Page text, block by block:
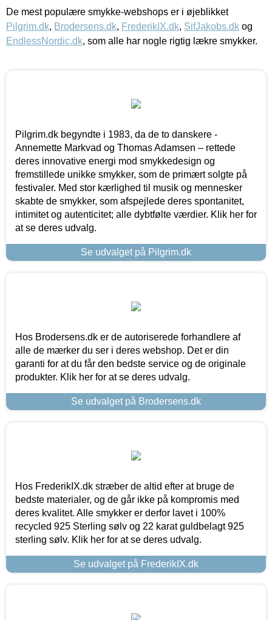
De mest populære smykke-webshops er i øjeblikket
Pilgrim.dk, Brodersens.dk, FrederikIX.dk, SifJakobs.dk og
EndlessNordic.dk, som alle har nogle rigtig lækre smykker.
Pilgrim.dk begyndte i 1983, da de to danskere -
Annemette Markvad og Thomas Adamsen – rettede
deres innovative energi mod smykkedesign og
fremstillede unikke smykker, som de primært solgte på
festivaler. Med stor kærlighed til musik og mennesker
skabte de smykker, som afspejlede deres spontanitet,
intimitet og autenticitet; alle dybtfølte værdier. Klik her for
at se deres udvalg.
Se udvalget på Pilgrim.dk
Hos Brodersens.dk er de autoriserede forhandlere af
alle de mærker du ser i deres webshop. Det er din
garanti for at du får den bedste service og de originale
produkter. Klik her for at se deres udvalg.
Se udvalget på Brodersens.dk
Hos FrederikIX.dk stræber de altid efter at bruge de
bedste materialer, og de går ikke på kompromis med
deres kvalitet. Alle smykker er derfor lavet i 100%
recycled 925 Sterling sølv og 22 karat guldbelagt 925
sterling sølv. Klik her for at se deres udvalg.
Se udvalget på FrederikIX.dk